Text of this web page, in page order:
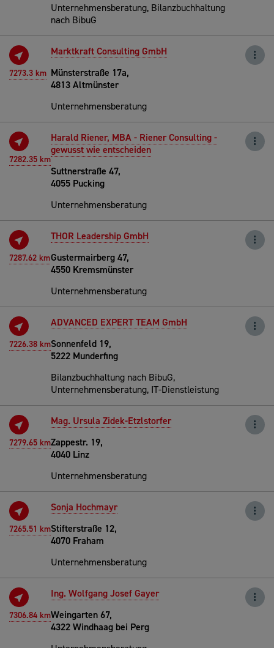
Unternehmensberatung, Bilanzbuchhaltung
nach BibuG
7273.3 km
Marktkraft Consulting GmbH
Münsterstraße 17a,
4813 Altmünster
Unternehmensberatung
7282.35 km
Harald Riener, MBA - Riener Consulting -
gewusst wie entscheiden
Suttnerstraße 47,
4055 Pucking
Unternehmensberatung
7287.62 km
THOR Leadership GmbH
Gustermairberg 47,
4550 Kremsmünster
Unternehmensberatung
7226.38 km
ADVANCED EXPERT TEAM GmbH
Sonnenfeld 19,
5222 Munderfing
Bilanzbuchhaltung nach BibuG,
Unternehmensberatung, IT-Dienstleistung
7279.65 km
Mag. Ursula Zidek-Etzlstorfer
Zappestr. 19,
4040 Linz
Unternehmensberatung
7265.51 km
Sonja Hochmayr
Stifterstraße 12,
4070 Fraham
Unternehmensberatung
7306.84 km
Ing. Wolfgang Josef Gayer
Weingarten 67,
4322 Windhaag bei Perg